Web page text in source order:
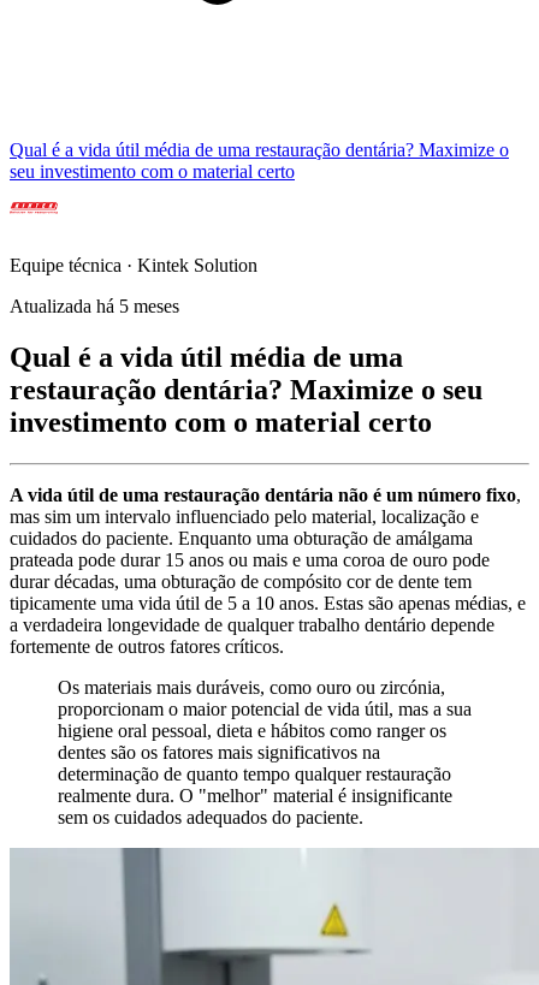
Qual é a vida útil média de uma restauração dentária? Maximize o
seu investimento com o material certo
Equipe técnica · Kintek Solution
Atualizada há 5 meses
Qual é a vida útil média de uma
restauração dentária? Maximize o seu
investimento com o material certo
A vida útil de uma restauração dentária não é um número fixo,
mas sim um intervalo influenciado pelo material, localização e
cuidados do paciente. Enquanto uma obturação de amálgama
prateada pode durar 15 anos ou mais e uma coroa de ouro pode
durar décadas, uma obturação de compósito cor de dente tem
tipicamente uma vida útil de 5 a 10 anos. Estas são apenas médias, e
a verdadeira longevidade de qualquer trabalho dentário depende
fortemente de outros fatores críticos.
Os materiais mais duráveis, como ouro ou zircónia,
proporcionam o maior potencial de vida útil, mas a sua
higiene oral pessoal, dieta e hábitos como ranger os
dentes são os fatores mais significativos na
determinação de quanto tempo qualquer restauração
realmente dura. O "melhor" material é insignificante
sem os cuidados adequados do paciente.